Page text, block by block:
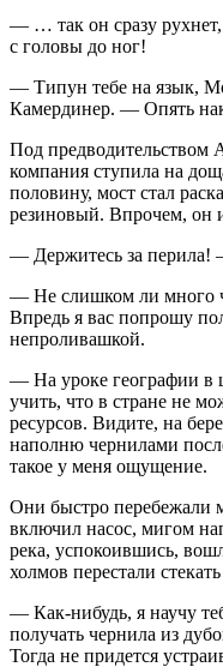
— … так он сразу
с головы до ног!
— Типун тебе на язык,
Камердинер. — Опять
Под предводительством
компания ступила на
половину, мост стал
резиновый. Впрочем, он
— Держитесь за перила!
— Не слишком ли много
Впредь я вас попрошу
непроливашкой.
— На уроке географии в
учить, что в стране не
ресурсов. Видите, на
наполню чернилами
такое у меня ощущение.
Они быстро перебежали
включил насос, мигом
река, успокоившись,
холмов перестали
— Как-нибудь, я научу
получать чернила из
Тогда не придется